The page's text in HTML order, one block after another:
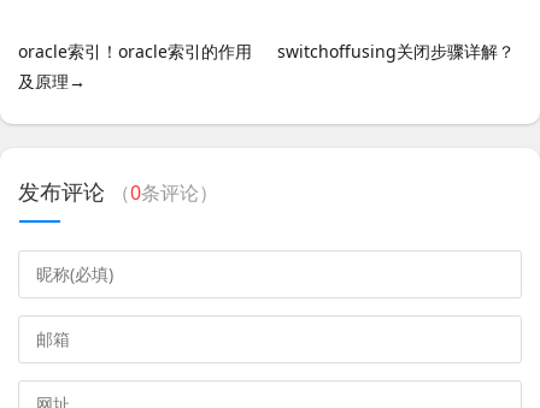
oracle索引！oracle索引的作用
及原理→
switchoffusing关闭步骤详解？
发布评论 （0条评论）